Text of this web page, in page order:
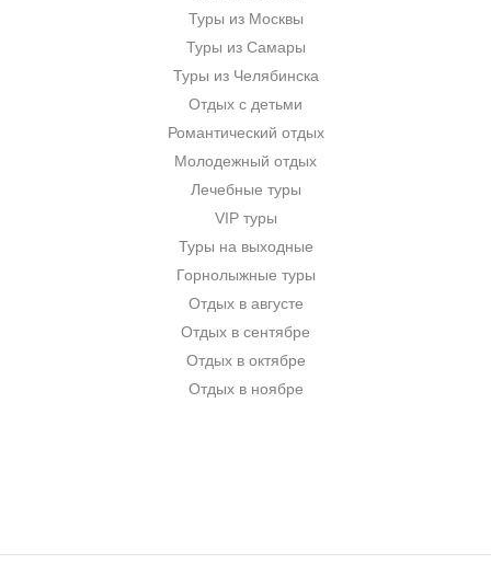
Туры из Москвы
Туры из Самары
Туры из Челябинска
Отдых с детьми
Романтический отдых
Молодежный отдых
Лечебные туры
VIP туры
Туры на выходные
Горнолыжные туры
Отдых в августе
Отдых в сентябре
Отдых в октябре
Отдых в ноябре